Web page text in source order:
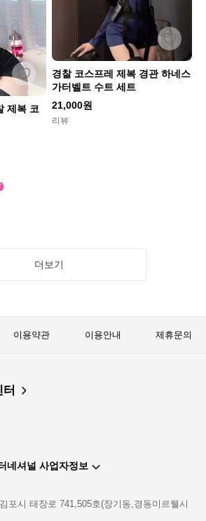
제복 코
경찰 코스프레 제복 경관 하네스
가터벨트 수트 세트
21,000원
리뷰
더보기
이용약관 이용안내 제휴문의
네셔널 사업자정보
포시 태장로 741,505호(장기동,경동미르웰시